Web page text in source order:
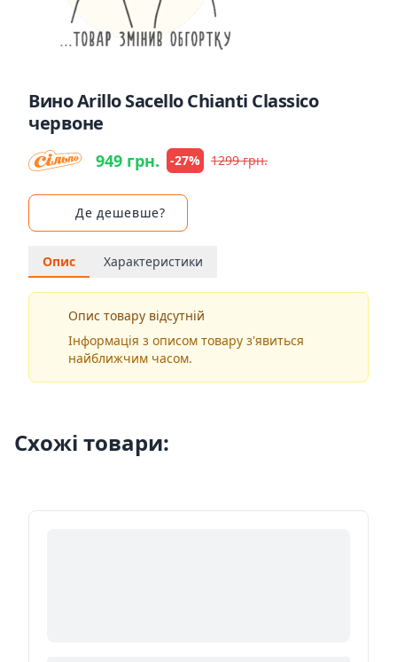
Вино Arillo Sacello Chianti Classico
червоне
949 грн. -27% 1299 грн.
Де дешевше?
Опис Характеристики
Опис товару відсутній
Інформація з описом товару з'явиться
найближчим часом.
Схожі товари: